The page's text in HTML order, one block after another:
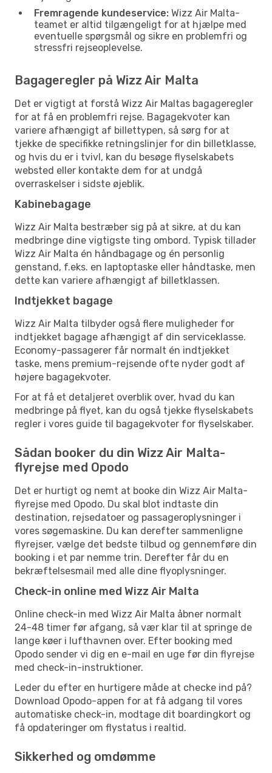
Fremragende kundeservice: Wizz Air Malta-
teamet er altid tilgængeligt for at hjælpe med
eventuelle spørgsmål og sikre en problemfri og
stressfri rejseoplevelse.
Bagageregler på Wizz Air Malta
Det er vigtigt at forstå Wizz Air Maltas bagageregler
for at få en problemfri rejse. Bagagekvoter kan
variere afhængigt af billettypen, så sørg for at
tjekke de specifikke retningslinjer for din billetklasse,
og hvis du er i tvivl, kan du besøge flyselskabets
websted eller kontakte dem for at undgå
overraskelser i sidste øjeblik.
Kabinebagage
Wizz Air Malta bestræber sig på at sikre, at du kan
medbringe dine vigtigste ting ombord. Typisk tillader
Wizz Air Malta én håndbagage og én personlig
genstand, f.eks. en laptoptaske eller håndtaske, men
dette kan variere afhængigt af billetklassen.
Indtjekket bagage
Wizz Air Malta tilbyder også flere muligheder for
indtjekket bagage afhængigt af din serviceklasse.
Economy-passagerer får normalt én indtjekket
taske, mens premium-rejsende ofte nyder godt af
højere bagagekvoter.
For at få et detaljeret overblik over, hvad du kan
medbringe på flyet, kan du også tjekke flyselskabets
regler i vores guide til bagagekvoter for flyselskaber.
Sådan booker du din Wizz Air Malta-
flyrejse med Opodo
Det er hurtigt og nemt at booke din Wizz Air Malta-
flyrejse med Opodo. Du skal blot indtaste din
destination, rejsedatoer og passageroplysninger i
vores søgemaskine. Du kan derefter sammenligne
flyrejser, vælge det bedste tilbud og gennemføre din
booking i et par nemme trin. Derefter får du en
bekræftelsesmail med alle dine flyoplysninger.
Check-in online med Wizz Air Malta
Online check-in med Wizz Air Malta åbner normalt
24-48 timer før afgang, så vær klar til at springe de
lange køer i lufthavnen over. Efter booking med
Opodo sender vi dig en e-mail en uge før din flyrejse
med check-in-instruktioner.
Leder du efter en hurtigere måde at checke ind på?
Download Opodo-appen for at få adgang til vores
automatiske check-in, modtage dit boardingkort og
få opdateringer om flystatus i realtid.
Sikkerhed og omdømme